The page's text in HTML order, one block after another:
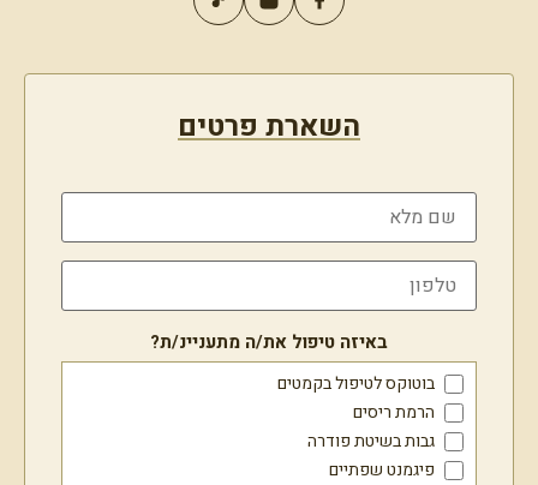
השארת פרטים
באיזה טיפול את/ה מתעניינ/ת?
בוטוקס לטיפול בקמטים
הרמת ריסים
גבות בשיטת פודרה
פיגמנט שפתיים